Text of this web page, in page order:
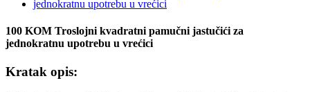
100 KOM Troslojni kvadratni pamučni jastučići za
jednokratnu upotrebu u vrećici
Kratak opis: